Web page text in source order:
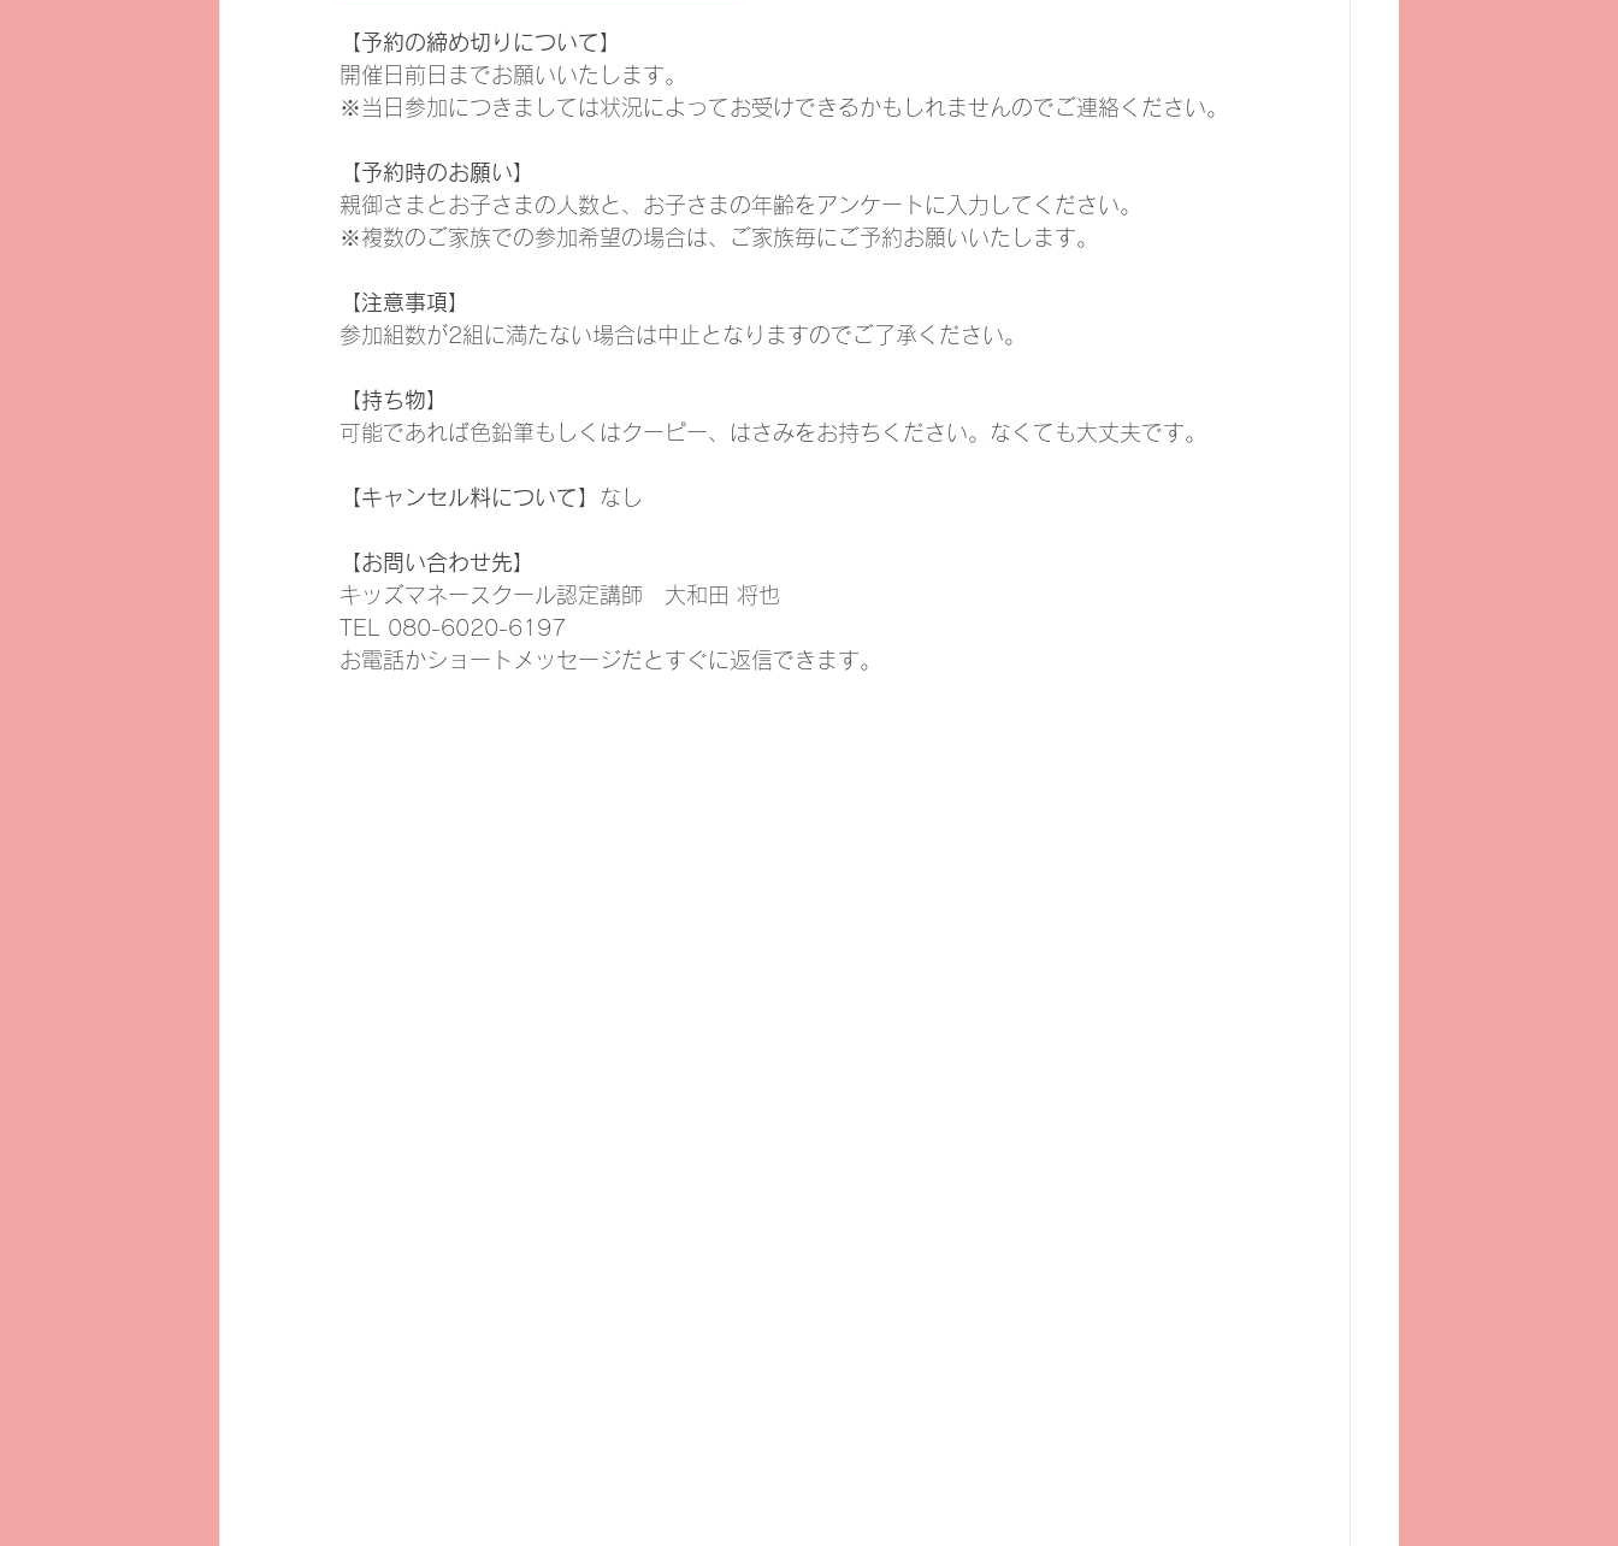
【予約の締め切りについて】
開催日前日までお願いいたします。
※当日参加につきましては状況によってお受けできるかもしれませんのでご連絡ください。
【予約時のお願い】
親御さまとお子さまの人数と、お子さまの年齢をアンケートに入力してください。
※複数のご家族での参加希望の場合は、ご家族毎にご予約お願いいたします。
【注意事項】
参加組数が2組に満たない場合は中止となりますのでご了承ください。
【持ち物】
可能であれば色鉛筆もしくはクーピー、はさみをお持ちください。なくても大丈夫です。
【キャンセル料について】 なし
【お問い合わせ先】
キッズマネースクール認定講師　大和田 将也
TEL 080-6020-6197
お電話かショートメッセージだとすぐに返信できます。